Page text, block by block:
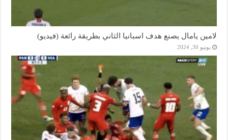
لامين يامال يصنع هدف اسبانيا الثاني بطريقة رائعة (فيديو)
يونيو 30, 2024